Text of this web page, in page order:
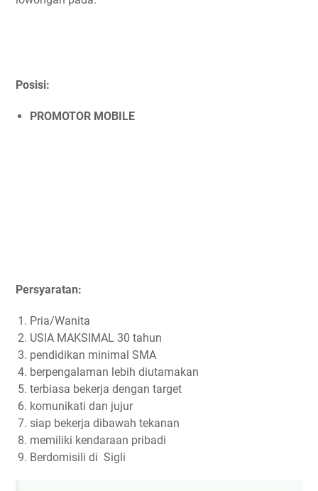
Posisi:
PROMOTOR MOBILE
Persyaratan:
Pria/Wanita
USIA MAKSIMAL 30 tahun
pendidikan minimal SMA
berpengalaman lebih diutamakan
terbiasa bekerja dengan target
komunikati dan jujur
siap bekerja dibawah tekanan
memiliki kendaraan pribadi
Berdomisili di Sigli